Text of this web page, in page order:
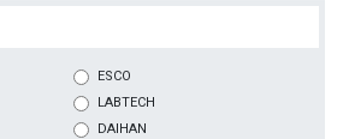
ESCO
LABTECH
DAIHAN